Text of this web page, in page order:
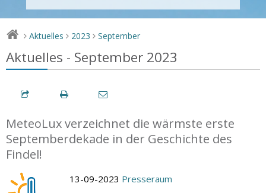
> Aktuelles > 2023 > September
Aktuelles - September 2023
MeteoLux verzeichnet die wärmste erste
Septemberdekade in der Geschichte des
Findel!
13-09-2023 Presseraum